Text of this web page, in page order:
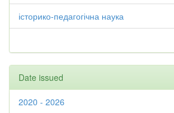
історико-педагогічна наука
Date issued
2020 - 2026